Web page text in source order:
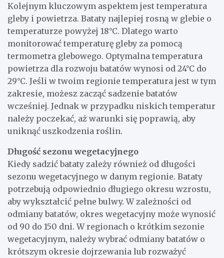
Kolejnym kluczowym aspektem jest temperatura
gleby i powietrza. Bataty najlepiej rosną w glebie o
temperaturze powyżej 18°C. Dlatego warto
monitorować temperaturę gleby za pomocą
termometra glebowego. Optymalna temperatura
powietrza dla rozwoju batatów wynosi od 24°C do
29°C. Jeśli w twoim regionie temperatura jest w tym
zakresie, możesz zacząć sadzenie batatów
wcześniej. Jednak w przypadku niskich temperatur
należy poczekać, aż warunki się poprawią, aby
uniknąć uszkodzenia roślin.
Długość sezonu wegetacyjnego
Kiedy sadzić bataty zależy również od długości
sezonu wegetacyjnego w danym regionie. Bataty
potrzebują odpowiednio długiego okresu wzrostu,
aby wykształcić pełne bulwy. W zależności od
odmiany batatów, okres wegetacyjny może wynosić
od 90 do 150 dni. W regionach o krótkim sezonie
wegetacyjnym, należy wybrać odmiany batatów o
krótszym okresie dojrzewania lub rozważyć